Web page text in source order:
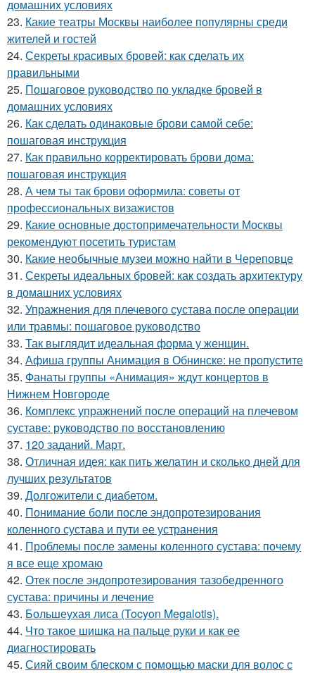
домашних условиях
23. Какие театры Москвы наиболее популярны среди
жителей и гостей
24. Секреты красивых бровей: как сделать их
правильными
25. Пошаговое руководство по укладке бровей в
домашних условиях
26. Как сделать одинаковые брови самой себе:
пошаговая инструкция
27. Как правильно корректировать брови дома:
пошаговая инструкция
28. А чем ты так брови оформила: советы от
профессиональных визажистов
29. Какие основные достопримечательности Москвы
рекомендуют посетить туристам
30. Какие необычные музеи можно найти в Череповце
31. Секреты идеальных бровей: как создать архитектуру
в домашних условиях
32. Упражнения для плечевого сустава после операции
или травмы: пошаговое руководство
33. Так выглядит идеальная форма у женщин.
34. Афиша группы Анимация в Обнинске: не пропустите
35. Фанаты группы «Анимация» ждут концертов в
Нижнем Новгороде
36. Комплекс упражнений после операций на плечевом
суставе: руководство по восстановлению
37. 120 заданий. Март.
38. Отличная идея: как пить желатин и сколько дней для
лучших результатов
39. Долгожители с диабетом.
40. Понимание боли после эндопротезирования
коленного сустава и пути ее устранения
41. Проблемы после замены коленного сустава: почему
я все еще хромаю
42. Отек после эндопротезирования тазобедренного
сустава: причины и лечение
43. Большеухая лиса (Tocyon Megalotis).
44. Что такое шишка на пальце руки и как ее
диагностировать
45. Сияй своим блеском с помощью маски для волос с